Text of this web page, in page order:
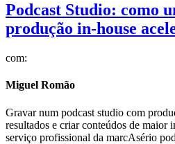
Podcast Studio: como
produção in-house
com:
Miguel Romão
Gravar num podcast studio com
resultados e criar conteúdos de maior
serviço profissional da marcAsério